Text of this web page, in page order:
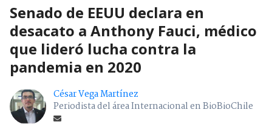
Senado de EEUU declara en
desacato a Anthony Fauci, médico
que lideró lucha contra la
pandemia en 2020
César Vega Martínez
Periodista del área Internacional en BioBioChile